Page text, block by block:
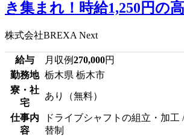
き集まれ！時給1,250円の
株式会社BREXA Next
給与 月収例270,000円
勤務地 栃木県 栃木市
寮・社
宅
あり（無料）
仕事内
容
ドライブシャフトの組立・加工
替制